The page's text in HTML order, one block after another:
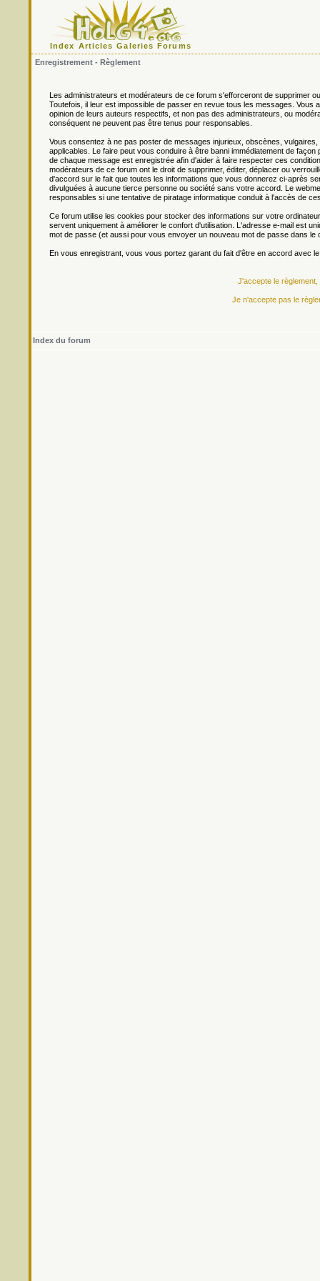
Index Articles Galeries Forums
Enregistrement - Règlement
Les administrateurs et modérateurs de ce forum s'efforceront de supprimer
Toutefois, il leur est impossible de passer en revue tous les messages.
opinion de leurs auteurs respectifs, et non pas des administrateurs, ou
conséquent ne peuvent pas être tenus pour responsables.
Vous consentez à ne pas poster de messages injurieux, obscènes,
applicables. Le faire peut vous conduire à être banni immédiatement de
de chaque message est enregistrée afin d'aider à faire respecter ces
modérateurs de ce forum ont le droit de supprimer, éditer, déplacer ou
d'accord sur le fait que toutes les informations que vous donnerez ci-après
divulguées à aucune tierce personne ou société sans votre accord. Le
responsables si une tentative de piratage informatique conduit à l'accès de
Ce forum utilise les cookies pour stocker des informations sur votre
servent uniquement à améliorer le confort d'utilisation. L'adresse e-mail est
mot de passe (et aussi pour vous envoyer un nouveau mot de passe dans le
En vous enregistrant, vous vous portez garant du fait d'être en accord avec
J'accepte le
Je n'accepte pas le
Index du forum